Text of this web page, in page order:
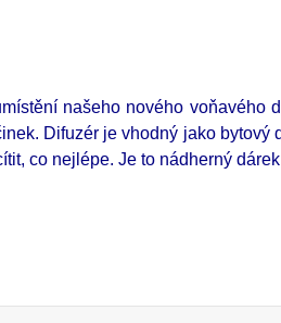
našeho nového voňavého
Difuzér je vhodný jako
co nejlépe. Je to nádherný